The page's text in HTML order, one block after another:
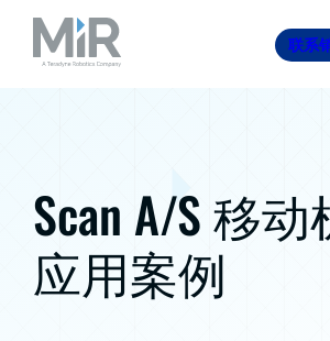
联系
Scan A/S 移
应用案例